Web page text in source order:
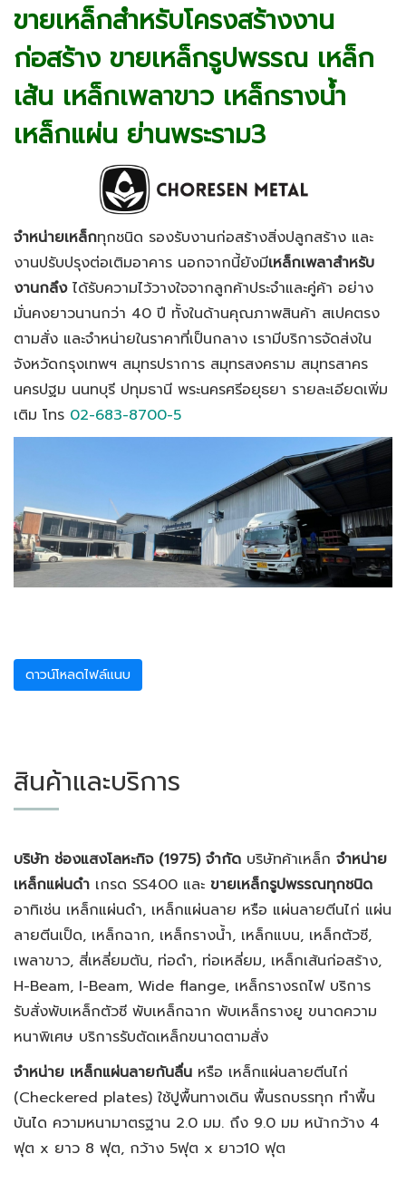
ขายเหล็กสำหรับโครงสร้างงาน
ก่อสร้าง ขายเหล็กรูปพรรณ เหล็ก
เส้น เหล็กเพลาขาว เหล็กรางน้ำ
เหล็กแผ่น ย่านพระราม3
จำหน่ายเหล็กทุกชนิด รองรับงานก่อสร้างสิ่งปลูกสร้าง และ
งานปรับปรุงต่อเติมอาคาร นอกจากนี้ยังมีเหล็กเพลาสำหรับ
งานกลึงได้รับความไว้วางใจจากลูกค้าประจำและคู่ค้า อย่าง
มั่นคงยาวนานกว่า 40 ปี ทั้งในด้านคุณภาพสินค้า สเปคตรง
ตามสั่ง และจำหน่ายในราคาที่เป็นกลาง เรามีบริการจัดส่งใน
จังหวัดกรุงเทพฯ สมุทรปราการ สมุทรสงคราม สมุทรสาคร
นครปฐม นนทบุรี ปทุมธานี พระนครศรีอยุธยา รายละเอียดเพิ่ม
เติม โทร 02-683-8700-5
ดาวน์โหลดไฟล์แนบ
สินค้าและบริการ
บริษัท ช่องแสงโลหะกิจ (1975) จำกัด บริษัทค้าเหล็ก จำหน่าย
เหล็กแผ่นดำ เกรด SS400 และ ขายเหล็กรูปพรรณทุกชนิด
อาทิเช่น เหล็กแผ่นดำ, เหล็กแผ่นลาย หรือ แผ่นลายตีนไก่ แผ่น
ลายตีนเป็ด, เหล็กฉาก, เหล็กรางน้ำ, เหล็กแบน, เหล็กตัวซี,
เพลาขาว, สี่เหลี่ยมตัน, ท่อดำ, ท่อเหลี่ยม, เหล็กเส้นก่อสร้าง,
H-Beam, I-Beam, Wide flange, เหล็กรางรถไฟ บริการ
รับสั่งพับเหล็กตัวซี พับเหล็กฉาก พับเหล็กรางยู ขนาดความ
หนาพิเศษ บริการรับตัดเหล็กขนาดตามสั่ง
จำหน่าย เหล็กแผ่นลายกันลื่น หรือ เหล็กแผ่นลายตีนไก่
(Checkered plates) ใช้ปูพื้นทางเดิน พื้นรถบรรทุก ทำพื้น
บันได ความหนามาตรฐาน 2.0 มม. ถึง 9.0 มม หน้ากว้าง 4
ฟุต x ยาว 8 ฟุต, กว้าง 5ฟุต x ยาว10 ฟุต